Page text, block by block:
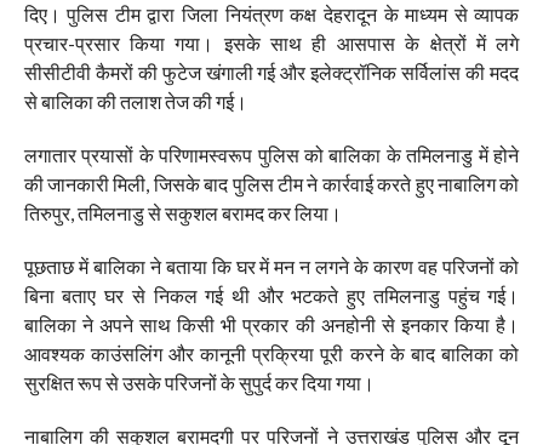
दिए। पुलिस टीम द्वारा जिला नियंत्रण कक्ष देहरादून के माध्यम से व्यापक
प्रचार-प्रसार किया गया। इसके साथ ही आसपास के क्षेत्रों में लगे
सीसीटीवी कैमरों की फुटेज खंगाली गई और इलेक्ट्रॉनिक सर्विलांस की मदद
से बालिका की तलाश तेज की गई।
लगातार प्रयासों के परिणामस्वरूप पुलिस को बालिका के तमिलनाडु में होने
की जानकारी मिली, जिसके बाद पुलिस टीम ने कार्रवाई करते हुए नाबालिग को
तिरुपुर, तमिलनाडु से सकुशल बरामद कर लिया।
पूछताछ में बालिका ने बताया कि घर में मन न लगने के कारण वह परिजनों को
बिना बताए घर से निकल गई थी और भटकते हुए तमिलनाडु पहुंच गई।
बालिका ने अपने साथ किसी भी प्रकार की अनहोनी से इनकार किया है।
आवश्यक काउंसलिंग और कानूनी प्रक्रिया पूरी करने के बाद बालिका को
सुरक्षित रूप से उसके परिजनों के सुपुर्द कर दिया गया।
नाबालिग की सकुशल बरामदगी पर परिजनों ने उत्तराखंड पुलिस और दून